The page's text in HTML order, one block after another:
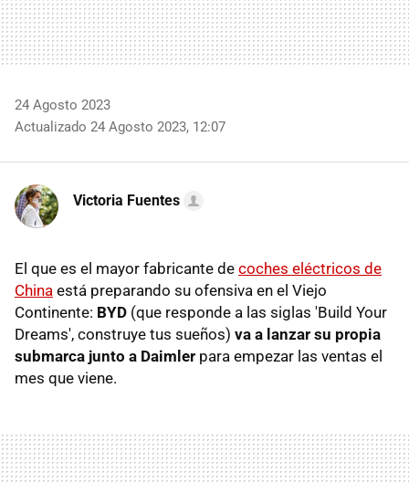
24 Agosto 2023
Actualizado 24 Agosto 2023, 12:07
Victoria Fuentes
El que es el mayor fabricante de coches eléctricos de
China está preparando su ofensiva en el Viejo
Continente: BYD (que responde a las siglas 'Build Your
Dreams', construye tus sueños) va a lanzar su propia
submarca junto a Daimler para empezar las ventas el
mes que viene.